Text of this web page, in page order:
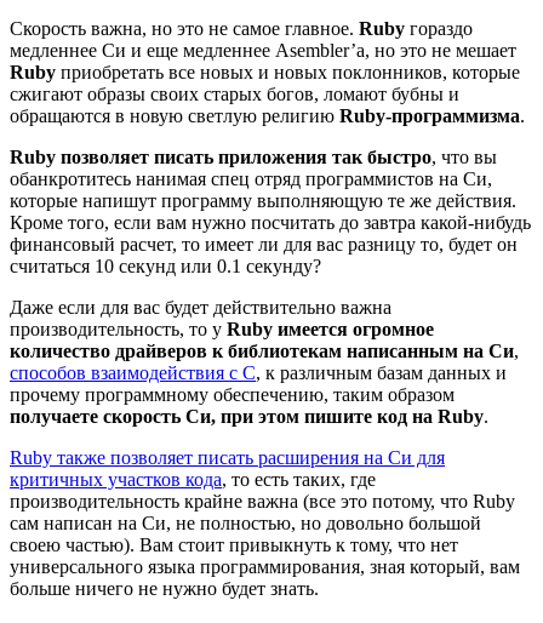
Скорость важна, но это не самое главное. Ruby гораздо
медленнее Си и еще медленнее Asembler’а, но это не мешает
Ruby приобретать все новых и новых поклонников, которые
сжигают образы своих старых богов, ломают бубны и
обращаются в новую светлую религию Ruby-программизма.
Ruby позволяет писать приложения так быстро, что вы
обанкротитесь нанимая спец отряд программистов на Си,
которые напишут программу выполняющую те же действия.
Кроме того, если вам нужно посчитать до завтра какой-нибудь
финансовый расчет, то имеет ли для вас разницу то, будет он
считаться 10 секунд или 0.1 секунду?
Даже если для вас будет действительно важна
производительность, то у Ruby имеется огромное
количество драйверов к библиотекам написанным на Cи,
способов взаимодействия с C, к различным базам данных и
прочему программному обеспечению, таким образом
получаете скорость Cи, при этом пишите код на Ruby.
Ruby также позволяет писать расширения на Си для
критичных участков кода, то есть таких, где
производительность крайне важна (все это потому, что Ruby
сам написан на Си, не полностью, но довольно большой
своею частью). Вам стоит привыкнуть к тому, что нет
универсального языка программирования, зная который, вам
больше ничего не нужно будет знать.